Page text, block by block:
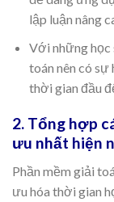
lập luận nâng
Với những học
toán nên có sự
thời gian đầu
2. Tổng hợp
ưu nhất hiện
Phần mềm giải
ưu hóa thời gian